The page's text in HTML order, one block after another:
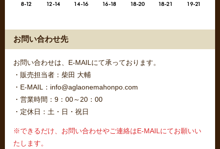
お問い合わせ先
お問い合わせは、E-MAILにて承っております。
・販売担当者：柴田 大輔
・E-MAIL：info@aglaonemahonpo.com
・営業時間：9：00～20：00
・定休日：土・日・祝日
※できるだけ、お問い合わせやご連絡はE-MAILにてお願いい
たします。